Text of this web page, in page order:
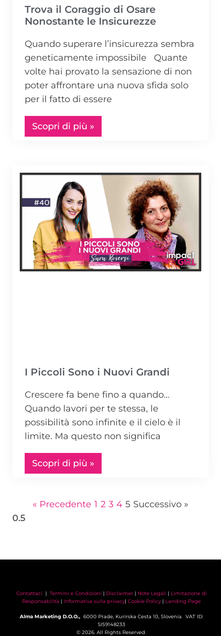
Trova il Coraggio di Osare
Nonostante le Insicurezze
Quando superare l’insicurezza sembra
geneticamente impossibile Quante
volte hai provato la sensazione di non
poter affrontare una nuova sfida solo
per il fatto di essere
Scopri di più »
I Piccoli Sono i Nuovi Grandi
Crescere fa bene fino a quando…
Quando lavori per te stessa, le
possibilità sono infinite e il cielo è il
limite. Ma questo non significa
Scopri di più »
« Precedente 1 2 3 4 5 Successivo »
Contattaci | Termini e Condizioni | Disclaimer| Note Legali | Limitazione di
Responsabilità | Informativa sulla privacy| Cookie Policy| Landing Page
Alma Marketing D.O.O., 6000 Prade, Kurirska Cesta 10, Slovenia. VAT ID:
SI59148233
© 2026. All Rights Reserved.